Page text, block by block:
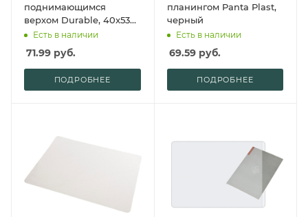
поднимающимся
верхом Durable, 40x53
см, черный
Есть в наличии
71.99 руб.
ПОДРОБНЕЕ
планингом Panta Plast,
черный
Есть в наличии
69.59руб.
ПОДРОБНЕЕ